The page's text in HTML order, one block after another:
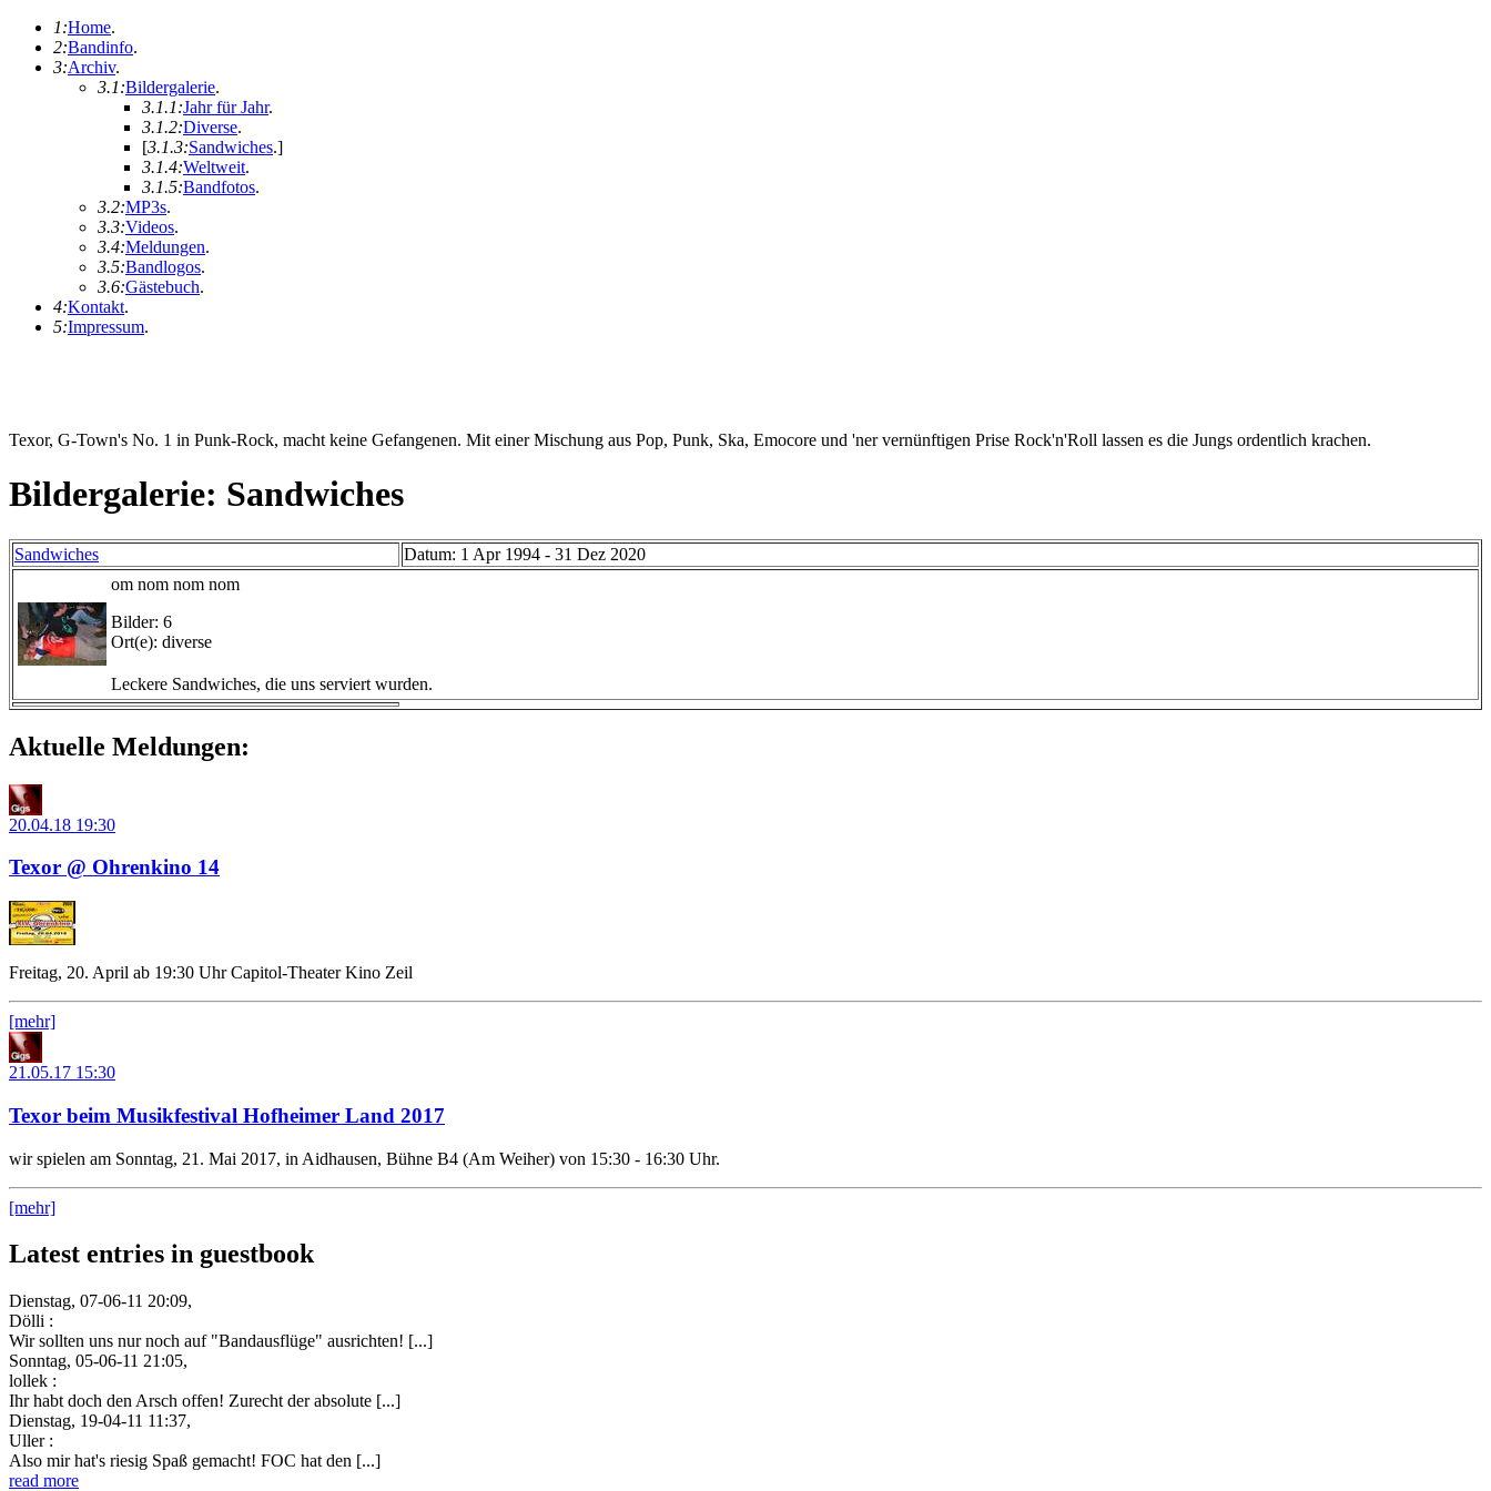
1:Home.
2:Bandinfo.
3:Archiv.
3.1:Bildergalerie.
3.1.1:Jahr für Jahr.
3.1.2:Diverse.
[3.1.3:Sandwiches.]
3.1.4:Weltweit.
3.1.5:Bandfotos.
3.2:MP3s.
3.3:Videos.
3.4:Meldungen.
3.5:Bandlogos.
3.6:Gästebuch.
4:Kontakt.
5:Impressum.
Texor, G-Town's No. 1 in Punk-Rock, macht keine Gefangenen. Mit einer Mischung aus Pop, Punk, Ska, Emocore und 'ner vernünftigen Prise Rock'n'Roll lassen es die Jungs ordentlich krachen.
Bildergalerie: Sandwiches
Sandwiches
Datum: 1 Apr 1994 - 31 Dez 2020
om nom nom nom
Bilder: 6
Ort(e): diverse
Leckere Sandwiches, die uns serviert wurden.
Aktuelle Meldungen:
20.04.18 19:30
Texor @ Ohrenkino 14
Freitag, 20. April ab 19:30 Uhr Capitol-Theater Kino Zeil
[mehr]
21.05.17 15:30
Texor beim Musikfestival Hofheimer Land 2017
wir spielen am Sonntag, 21. Mai 2017, in Aidhausen, Bühne B4 (Am Weiher) von 15:30 - 16:30 Uhr.
[mehr]
Latest entries in guestbook
Dienstag, 07-06-11 20:09,
Dölli :
Wir sollten uns nur noch auf "Bandausflüge" ausrichten! [...]
Sonntag, 05-06-11 21:05,
lollek :
Ihr habt doch den Arsch offen! Zurecht der absolute [...]
Dienstag, 19-04-11 11:37,
Uller :
Also mir hat's riesig Spaß gemacht! FOC hat den [...]
read more